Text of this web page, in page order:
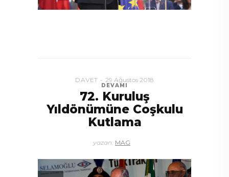
DEVAMI
DAVET 29 Ağustos 2018
72. Kuruluş
Yıldönümüne Coşkulu
Kutlama
yazan: MAG